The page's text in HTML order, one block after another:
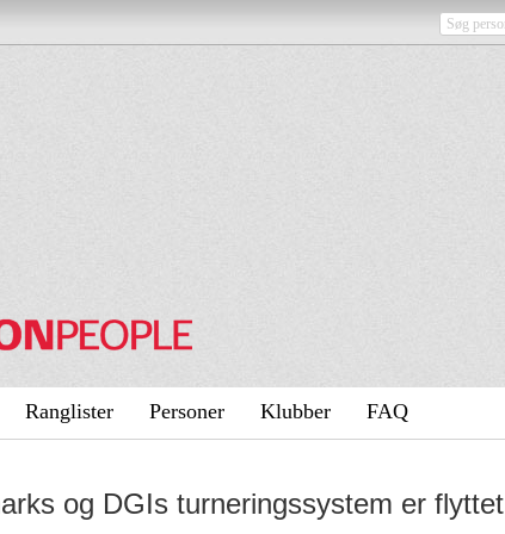
Ranglister Personer Klubber FAQ
og DGIs turneringssystem er flyttet